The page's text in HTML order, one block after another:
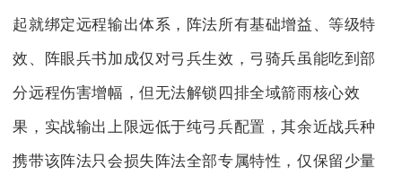
起就绑定远程输出体系，阵法所有基础增益、等级特
效、阵眼兵书加成仅对弓兵生效，弓骑兵虽能吃到部
分远程伤害增幅，但无法解锁四排全域箭雨核心效
果，实战输出上限远低于纯弓兵配置，其余近战兵种
携带该阵法只会损失阵法全部专属特性，仅保留少量